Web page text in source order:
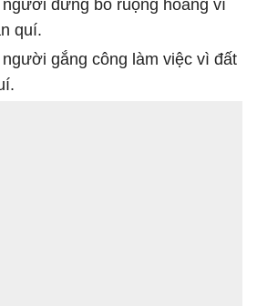
đừng bỏ ruộng hoang vì
quí.
gắng công làm việc vì đất